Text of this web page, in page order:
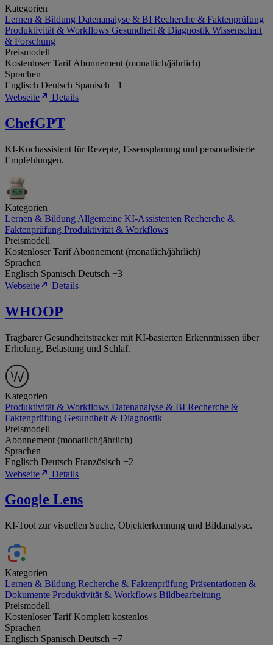
Kategorien
Lernen & Bildung Datenanalyse & BI Recherche & Faktenprüfung
Produktivität & Workflows Gesundheit & Diagnostik Wissenschaft
& Forschung
Preismodell
Kostenloser Tarif Abonnement (monatlich/jährlich)
Sprachen
Englisch Deutsch Spanisch +1
Webseite
Details
ChefGPT
KI-Kochassistent für Rezepte, Essensplanung und personalisierte
Empfehlungen.
Kategorien
Lernen & Bildung Allgemeine KI-Assistenten Recherche &
Faktenprüfung Produktivität & Workflows
Preismodell
Kostenloser Tarif Abonnement (monatlich/jährlich)
Sprachen
Englisch Spanisch Deutsch +3
Webseite
Details
WHOOP
Tragbarer Gesundheitstracker mit KI-basierten Erkenntnissen über
Erholung, Belastung und Schlaf.
Kategorien
Produktivität & Workflows Datenanalyse & BI Recherche &
Faktenprüfung Gesundheit & Diagnostik
Preismodell
Abonnement (monatlich/jährlich)
Sprachen
Englisch Deutsch Französisch +2
Webseite
Details
Google Lens
KI-Tool zur visuellen Suche, Objekterkennung und Bildanalyse.
Kategorien
Lernen & Bildung Recherche & Faktenprüfung Präsentationen &
Dokumente Produktivität & Workflows Bildbearbeitung
Preismodell
Kostenloser Tarif Komplett kostenlos
Sprachen
Englisch Spanisch Deutsch +7